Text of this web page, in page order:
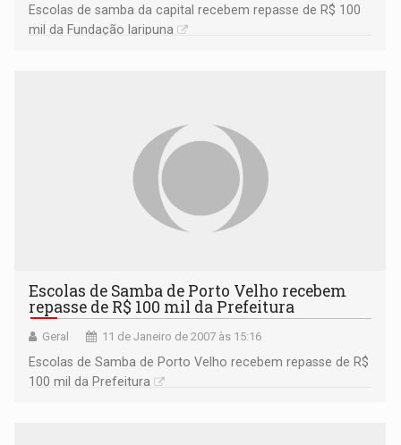
Escolas de samba da capital recebem repasse de R$ 100
mil da Fundação Iaripuna
Escolas de Samba de Porto Velho recebem
repasse de R$ 100 mil da Prefeitura
Geral 11 de Janeiro de 2007 às 15:16
Escolas de Samba de Porto Velho recebem repasse de R$
100 mil da Prefeitura